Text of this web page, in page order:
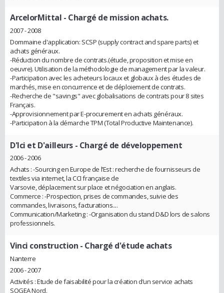
ArcelorMittal - Chargé de mission achats.
2007 - 2008
Dommaine d'application: SCSP (supply contract and spare parts) et
achats généraux.
-Réduction du nombre de contrats.(étude, proposition et mise en
oeuvre). Utilisation de la méthodologie de management par la valeur.
-Participation avec les acheteurs locaux et globaux à des études de
marchés, mise en concurrence et de déploiement de contrats.
-Recherche de "savings" avec globalisations de contrats pour 8 sites
Français.
-Approvisionnement par E-procurement en achats généraux.
-Participation à la démarche TPM (Total Productive Maintenance).
D'Ici et D'ailleurs - Chargé de développement
2006 - 2006
Achats : -Sourcing en Europe de l’Est : recherche de fournisseurs de
textiles via internet, la CCI française de
Varsovie, déplacement sur place et négociation en anglais.
Commerce : -Prospection, prises de commandes, suivie des
commandes, livraisons, facturations....
Communication/Marketing : -Organisation du stand D&D lors de salons
professionnels.
Vinci construction - Chargé d'étude achats
Nanterre
2006 - 2007
Activités : Etude de faisabilité pour la création d’un service achats
SOGEA Nord.